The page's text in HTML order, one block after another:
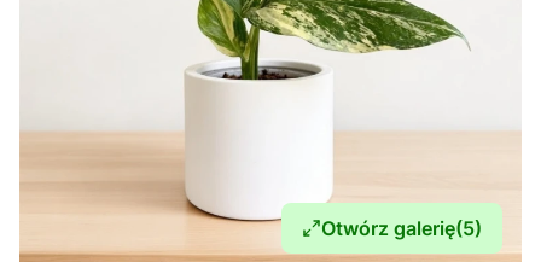
Otwórz galerię(5)